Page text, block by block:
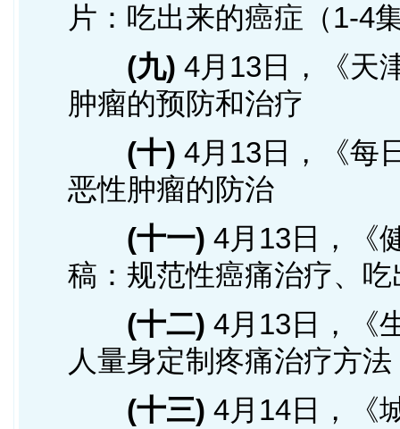
片：吃出来的癌症（1-4
(九) 4月13日，《天
肿瘤的预防和治疗
(十) 4月13日，《每
恶性肿瘤的防治
(十一) 4月13日，《
稿：规范性癌痛治疗、
(十二) 4月13日，《
人量身定制疼痛治疗方法
(十三) 4月14日，《